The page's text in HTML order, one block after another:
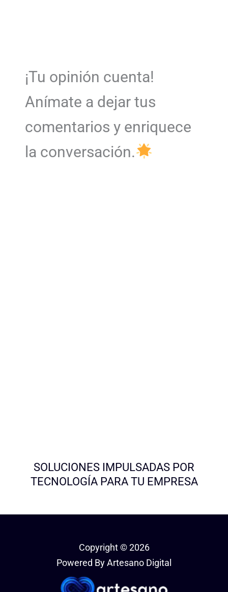
¡Tu opinión cuenta!
Anímate a dejar tus
comentarios y enriquece
la conversación.
SOLUCIONES IMPULSADAS POR
TECNOLOGÍA PARA TU EMPRESA
Copyright © 2026
Powered By Artesano Digital